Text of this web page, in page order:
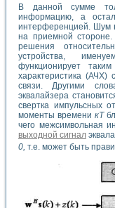
В данной сумме
информацию, а
интерференцией. Шум
на приемной стороне.
решения
устройства,
функционирует
характеристика (АЧХ)
связи. Другими
эквалайзера
свертка импульсных
моменты времени кТ
чего межсимвольная
выходной сигнал
0, т.е. может быть